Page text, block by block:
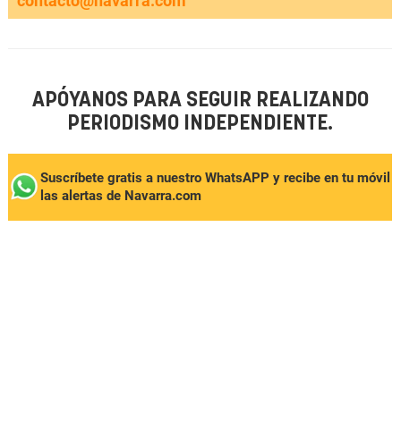
APÓYANOS PARA SEGUIR REALIZANDO
PERIODISMO INDEPENDIENTE.
Suscríbete gratis a nuestro WhatsAPP y recibe en tu móvil
las alertas de Navarra.com